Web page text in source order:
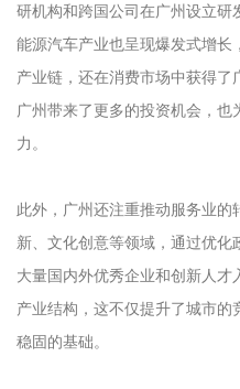
研机构和跨国公司在广州设立
能源汽车产业也呈现爆发式增长
产业链，还在消费市场中获得
广州带来了更多的投资机会，
力。
此外，广州还注重推动服务业的
新、文化创意等领域，通过优化
大量国内外优秀企业和创新人
产业结构，这不仅提升了城市
稳固的基础。